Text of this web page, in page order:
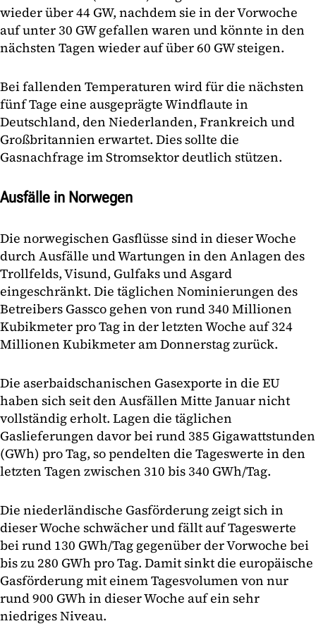
wieder über 44 GW, nachdem sie in der Vorwoche
auf unter 30 GW gefallen waren und könnte in den
nächsten Tagen wieder auf über 60 GW steigen.
Bei fallenden Temperaturen wird für die nächsten
fünf Tage eine ausgeprägte Windflaute in
Deutschland, den Niederlanden, Frankreich und
Großbritannien erwartet. Dies sollte die
Gasnachfrage im Stromsektor deutlich stützen.
Ausfälle in Norwegen
Die norwegischen Gasflüsse sind in dieser Woche
durch Ausfälle und Wartungen in den Anlagen des
Trollfelds, Visund, Gulfaks und Asgard
eingeschränkt. Die täglichen Nominierungen des
Betreibers Gassco gehen von rund 340 Millionen
Kubikmeter pro Tag in der letzten Woche auf 324
Millionen Kubikmeter am Donnerstag zurück.
Die aserbaidschanischen Gasexporte in die EU
haben sich seit den Ausfällen Mitte Januar nicht
vollständig erholt. Lagen die täglichen
Gaslieferungen davor bei rund 385 Gigawattstunden
(GWh) pro Tag, so pendelten die Tageswerte in den
letzten Tagen zwischen 310 bis 340 GWh/Tag.
Die niederländische Gasförderung zeigt sich in
dieser Woche schwächer und fällt auf Tageswerte
bei rund 130 GWh/Tag gegenüber der Vorwoche bei
bis zu 280 GWh pro Tag. Damit sinkt die europäische
Gasförderung mit einem Tagesvolumen von nur
rund 900 GWh in dieser Woche auf ein sehr
niedriges Niveau.